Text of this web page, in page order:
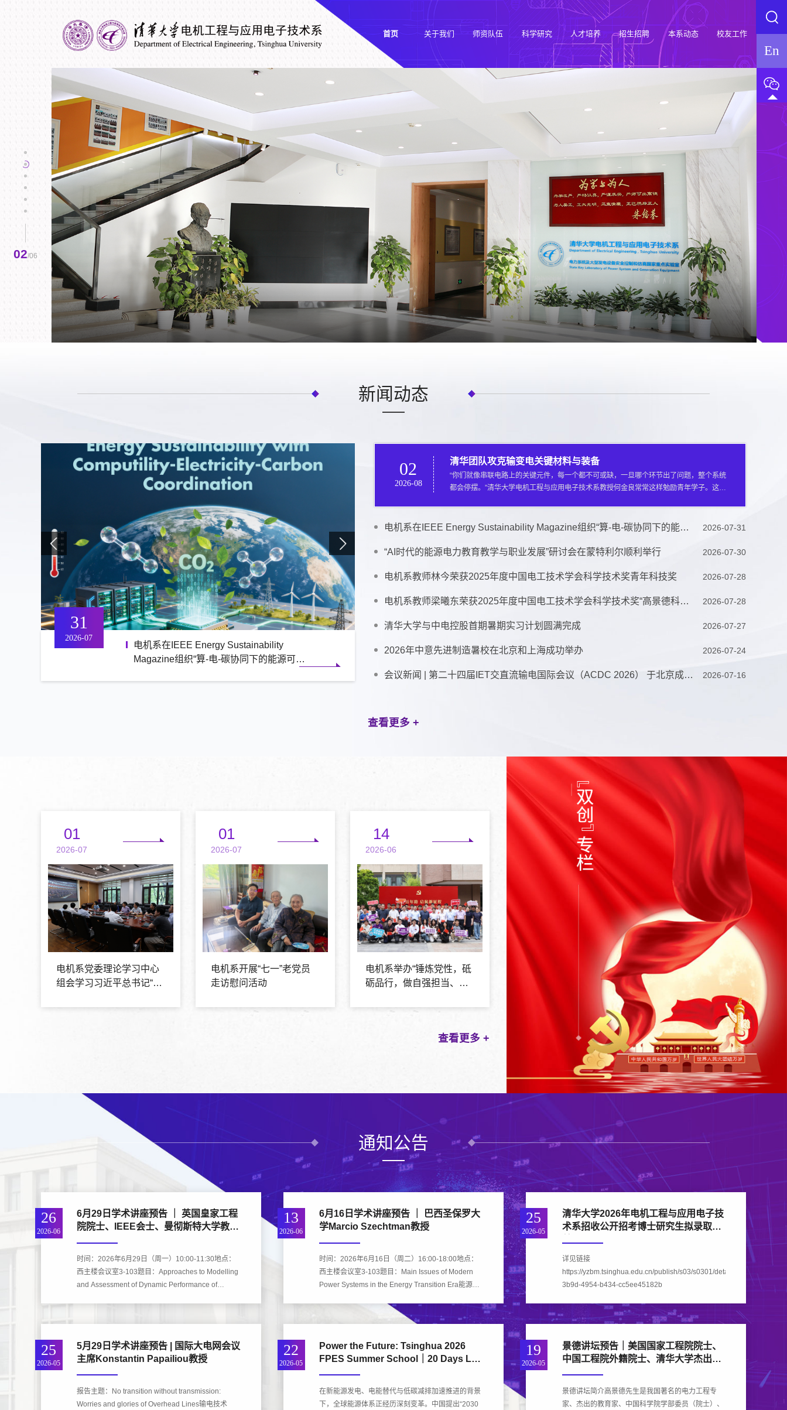
首页 关于我们 师资队伍 科学研究 人才培养 招生招聘 本系动态 校友工作
03/06
En
新闻动态
02
2026-08
清华团队攻克输变电关键材料与装备
31
2026-07
电机系在IEEE Energy Sustainability
Magazine组织“算-电-碳协同下的能源可持
30
2026-07
“AI时代的能源电力教育教学与职业发展”研
讨会在蒙特利尔顺利举行
28
2026-07
电机系教师林今荣获2025年度中国电工技
术学会科学技术奖青年科技奖
28
2026-07
电机系教师梁曦东荣获2025年度中国电工
技术学会科学技术奖“高景德科技成就奖”
27
2026-07
清华大学与中电控股首期暑期实习计划圆
满完成
02
2026-08
清华团队攻克输变电关键材料与装备
“你们就像串联电路上的关键元件，每一个都不可或缺，一旦哪个环节出了问题，整个系统
都会停摆。”清华大学电机工程与应用电子技术系教授何金良常常这样勉励青年学子。这句
的利剑，清华大学电机工程与应用电子技术系科研团队选择迎难而上。2020年起，...
电机系在IEEE Energy Sustainability Magazine组织“算-电-碳协同下的能源可持续发展”专刊 2026-07-31
“AI时代的能源电力教育教学与职业发展”研讨会在蒙特利尔顺利举行 2026-07-30
电机系教师林今荣获2025年度中国电工技术学会科学技术奖青年科技奖 2026-07-28
电机系教师梁曦东荣获2025年度中国电工技术学会科学技术奖“高景德科技成就奖” 2026-07-28
清华大学与中电控股首期暑期实习计划圆满完成 2026-07-27
2026年中意先进制造暑校在北京和上海成功举办 2026-07-24
会议新闻 | 第二十四届IET交直流输电国际会议（ACDC 2026） 于北京成功举办 2026-07-16
查看更多 +
01
2026-07
电机系党委理论学习中心
组会学习习近平总书记“七
01
2026-07
电机系开展“七一”老党员
走访慰问活动
14
2026-06
电机系举办“锤炼党性，砥
砺品行，做自强担当、严
生联合主题党日
查看更多 +
通知公告
26
2026-06
6月29日学术讲座预告 ｜ 英国皇家工程
院院士、IEEE会士、曼彻斯特大学教授
时间：2026年6月29日（周一）10:00-11:30地点：
西主楼会议室3-103题目：Approaches to Modelling
and Assessment of Dynamic Performance of
维察・V・米兰...
13
2026-06
6月16日学术讲座预告 ｜ 巴西圣保罗大
学Marcio Szechtman教授
时间：2026年6月16日（周二）16:00-18:00地点：
西主楼会议室3-103题目：Main Issues of Modern
Power Systems in the Energy Transition Era能源转
Szechtman教授报告简介全球能源转型正为电力系统
带来前所未有...
25
2026-05
清华大学2026年电机工程与应用电子技
术系招收公开招考博士研究生拟录取名
详见链接
https://yzbm.tsinghua.edu.cn/publish/s03/s0301/detail/31a39076-
3b9d-4954-b434-cc5ee45182b
25
2026-05
5月29日学术讲座预告 | 国际大电网会议
主席Konstantin Papailiou教授
报告主题：No transition without transmission:
Worries and glories of Overhead Lines输电技术
22
2026-05
Power the Future: Tsinghua 2026
FPES Summer School｜20 Days Left
在新能源发电、电能替代与低碳减排加速推进的背景
下，全球能源体系正经历深刻变革。中国提出“2030
19
2026-05
景德讲坛预告｜美国国家工程院院士、
中国工程院外籍院士、清华大学杰出访
景德讲坛简介高景德先生是我国著名的电力工程专
家、杰出的教育家、中国科学院学部委员（院士）、